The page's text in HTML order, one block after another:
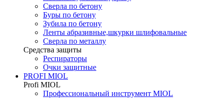
Сверла по бетону
Буры по бетону
Зубила по бетону
Ленты абразивные,шкурки шлифовальные
Сверла по металлу
Средства защиты
Респираторы
Очки защитные
PROFI MIOL
Profi MIOL
Профессиональный инструмент MIOL